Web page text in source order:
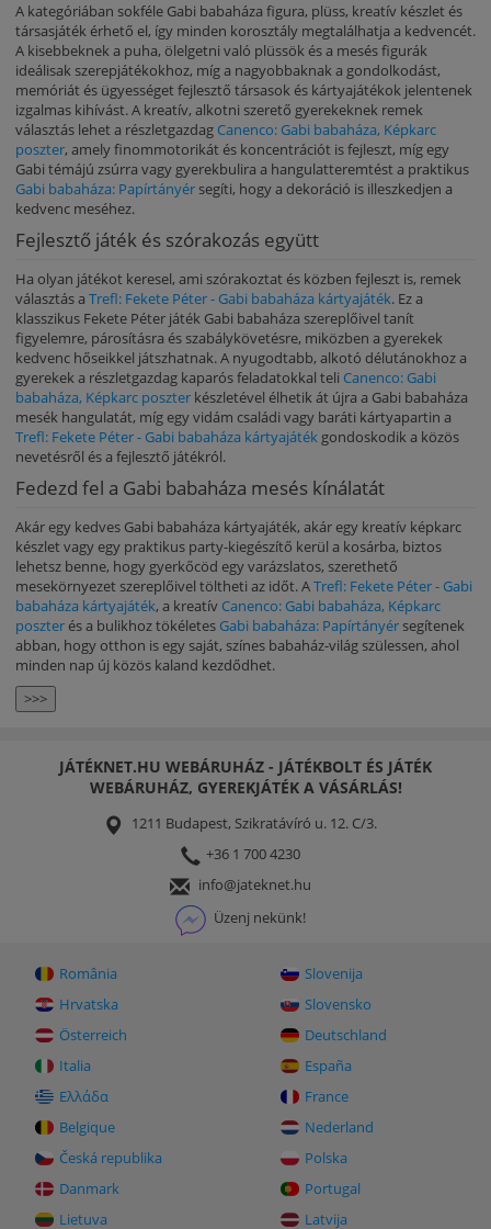
A kategóriában sokféle Gabi babaháza figura, plüss, kreatív készlet és
társasjáték érhető el, így minden korosztály megtalálhatja a kedvencét.
A kisebbeknek a puha, ölelgetni való plüssök és a mesés figurák
ideálisak szerepjátékokhoz, míg a nagyobbaknak a gondolkodást,
memóriát és ügyességet fejlesztő társasok és kártyajátékok jelentenek
izgalmas kihívást. A kreatív, alkotni szerető gyerekeknek remek
választás lehet a részletgazdag Canenco: Gabi babaháza, Képkarc
poszter, amely finommotorikát és koncentrációt is fejleszt, míg egy
Gabi témájú zsúrra vagy gyerekbulira a hangulatteremtést a praktikus
Gabi babaháza: Papírtányérsegíti, hogy a dekoráció is illeszkedjen a
kedvenc meséhez.
Fejlesztő játék és szórakozás együtt
Ha olyan játékot keresel, ami szórakoztat és közben fejleszt is, remek
választás a Trefl: Fekete Péter - Gabi babaháza kártyajáték. Ez a
klasszikus Fekete Péter játék Gabi babaháza szereplőivel tanít
figyelemre, párosításra és szabálykövetésre, miközben a gyerekek
kedvenc hőseikkel játszhatnak. A nyugodtabb, alkotó délutánokhoz a
gyerekek a részletgazdag kaparós feladatokkal teli Canenco: Gabi
babaháza, Képkarc poszter készletével élhetik át újra a Gabi babaháza
mesék hangulatát, míg egy vidám családi vagy baráti kártyapartin a
Trefl: Fekete Péter - Gabi babaháza kártyajáték gondoskodik a közös
nevetésről és a fejlesztő játékról.
Fedezd fel a Gabi babaháza mesés kínálatát
Akár egy kedves Gabi babaháza kártyajáték, akár egy kreatív képkarc
készlet vagy egy praktikus party-kiegészítő kerül a kosárba, biztos
lehetsz benne, hogy gyerkőcöd egy varázslatos, szerethető
mesekörnyezet szereplőivel töltheti az időt. ATrefl: Fekete Péter - Gabi
babaháza kártyajáték, a kreatív Canenco: Gabi babaháza, Képkarc
poszter és a bulikhoz tökéletes Gabi babaháza: Papírtányérsegítenek
abban, hogy otthon is egy saját, színes babaház-világ szülessen, ahol
minden nap új közös kaland kezdődhet.
>>>
JÁTÉKNET.HU WEBÁRUHÁZ - JÁTÉKBOLT ÉS JÁTÉK
WEBÁRUHÁZ, GYEREKJÁTÉK A VÁSÁRLÁS!
1211 Budapest, Szikratávíró u. 12. C/3.
+36 1 700 4230
info@jateknet.hu
Üzenj nekünk!
România
Slovenija
Hrvatska
Slovensko
Österreich
Deutschland
Italia
España
Ελλάδα
France
Belgique
Nederland
Česká republika
Polska
Danmark
Portugal
Lietuva
Latvija